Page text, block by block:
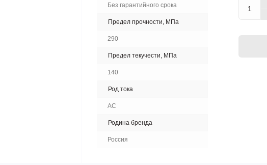
Без гарантийного срока
Предел прочности, МПа
290
Предел текучести, МПа
140
Род тока
AC
Родина бренда
Россия